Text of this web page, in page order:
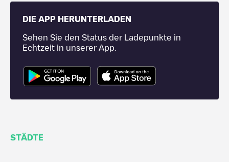
DIE APP HERUNTERLADEN
Sehen Sie den Status der Ladepunkte in
Echtzeit in unserer App.
STÄDTE